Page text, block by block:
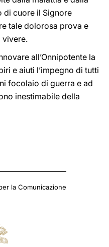
di cuore il Signore
tale dolorosa prova e
vivere.
all’Onnipotente la
e aiuti l’impegno di tutti
focolaio di guerra e ad
inestimabile della
la Comunicazione